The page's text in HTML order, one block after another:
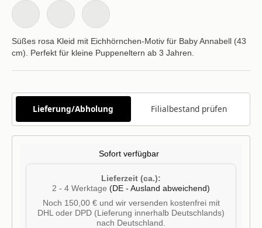
Süßes rosa Kleid mit Eichhörnchen-Motiv für Baby Annabell (43
cm). Perfekt für kleine Puppeneltern ab 3 Jahren.
Lieferung/Abholung Filialbestand prüfen
Sofort verfügbar
Lieferzeit (ca.):
2 - 4 Werktage (DE - Ausland abweichend)
Noch 150,00 € und wir versenden kostenfrei mit
DHL oder DPD (Lieferung innerhalb Deutschlands)
nach Deutschland.